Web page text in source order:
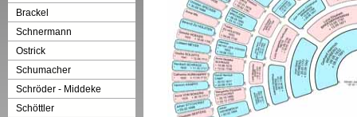
Brackel
Schnermann
Ostrick
Schumacher
Schröder - Middeke
Schöttler